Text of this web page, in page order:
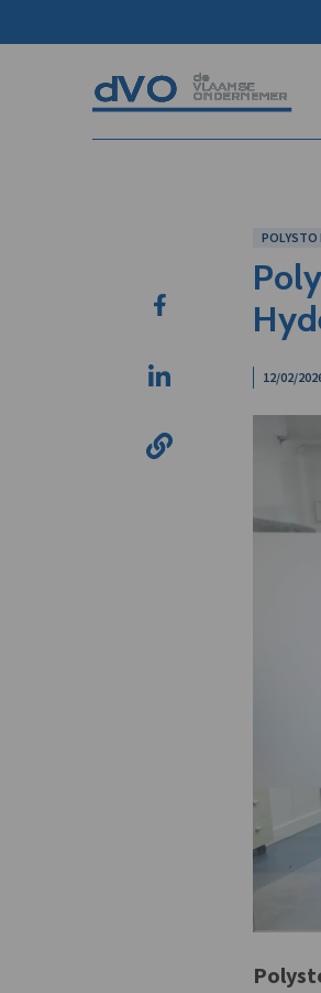
POLYSTO
12/02/